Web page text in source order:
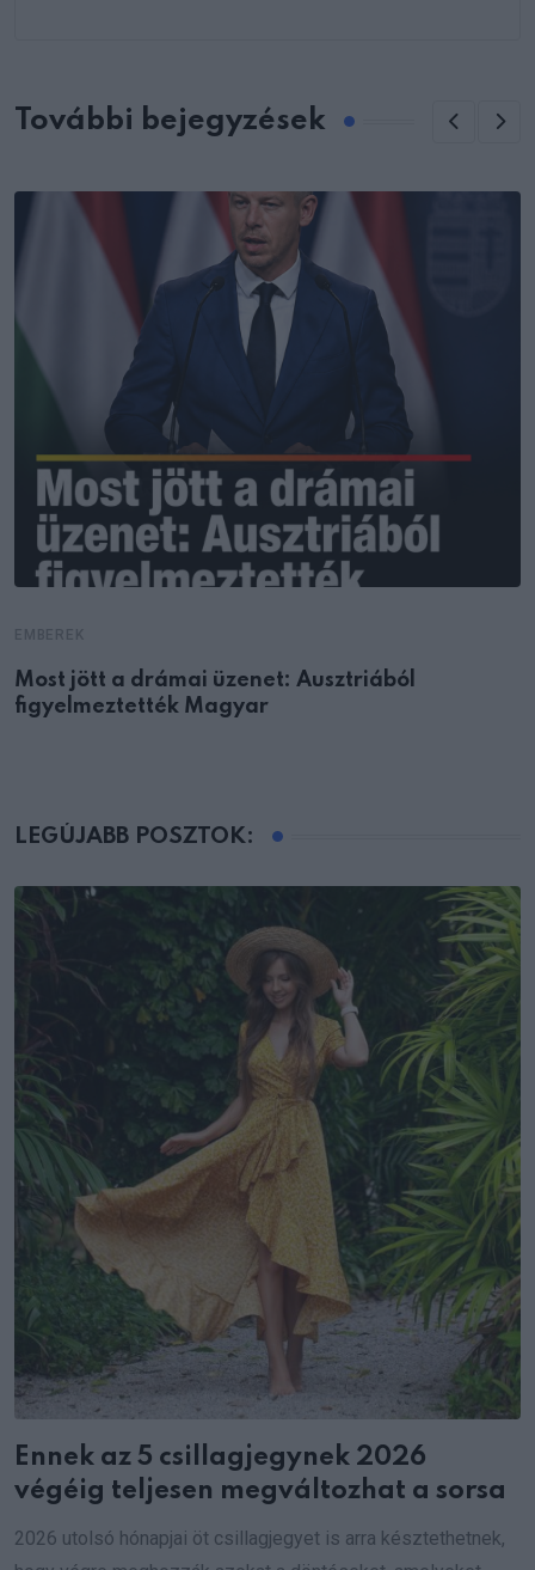
További bejegyzések
Most jött a drámai üzenet: Ausztriából
figyelmeztették Magyar
LEGÚJABB POSZTOK:
Ennek az 5 csillagjegynek 2026
végéig teljesen megváltozhat a sorsa
2026 utolsó hónapjai öt csillagjegyet is arra késztethetnek,